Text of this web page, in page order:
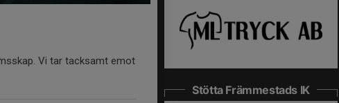
Vi tar tacksamt emot
Stötta Främmestads IK